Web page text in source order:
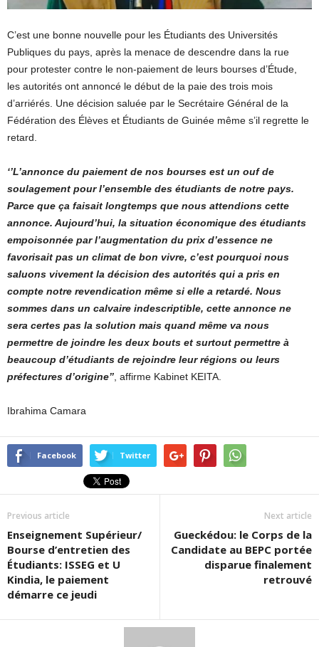
C’est une bonne nouvelle pour les Étudiants des Universités
Publiques du pays, après la menace de descendre dans la rue
pour protester contre le non-paiement de leurs bourses d’Étude,
les autorités ont annoncé le début de la paie des trois mois
d’arriérés. Une décision saluée par le Secrétaire Général de la
Fédération des Élèves et Étudiants de Guinée même s’il regrette le
retard.
‘’L’annonce du paiement de nos bourses est un ouf de
soulagement pour l’ensemble des étudiants de notre pays.
Parce que ça faisait longtemps que nous attendions cette
annonce. Aujourd’hui, la situation économique des étudiants
empoisonnée par l’augmentation du prix d’essence ne
favorisait pas un climat de bon vivre, c’est pourquoi nous
saluons vivement la décision des autorités qui a pris en
compte notre revendication même si elle a retardé. Nous
sommes dans un calvaire indescriptible, cette annonce ne
sera certes pas la solution mais quand même va nous
permettre de joindre les deux bouts et surtout permettre à
beaucoup d’étudiants de rejoindre leur régions ou leurs
préfectures d’origine’’, affirme Kabinet KEITA.
Ibrahima Camara
Facebook Twitter
Previous article
Enseignement Supérieur/
Bourse d’entretien des
Étudiants: ISSEG et U
Kindia, le paiement
démarre ce jeudi
Next article
Gueckédou: le Corps de la
Candidate au BEPC portée
disparue finalement
retrouvé